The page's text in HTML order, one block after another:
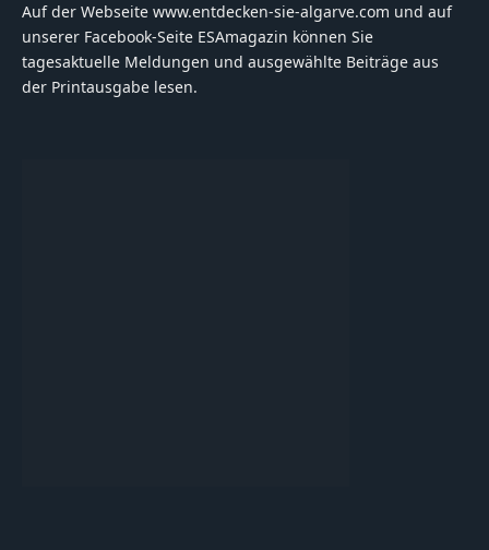
Auf der Webseite www.entdecken-sie-algarve.com und auf
unserer Facebook-Seite ESAmagazin können Sie
tagesaktuelle Meldungen und ausgewählte Beiträge aus
der Printausgabe lesen.